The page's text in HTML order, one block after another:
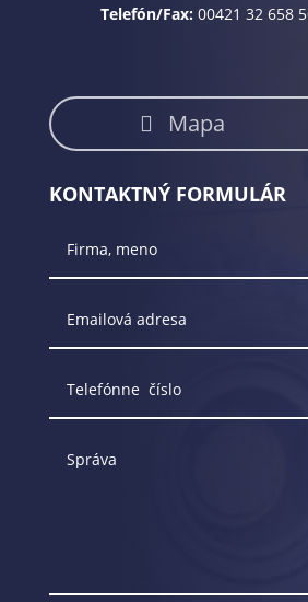
Telefón/Fax:00421 32 658
Mapa
KONTAKTNÝ FORMULÁR